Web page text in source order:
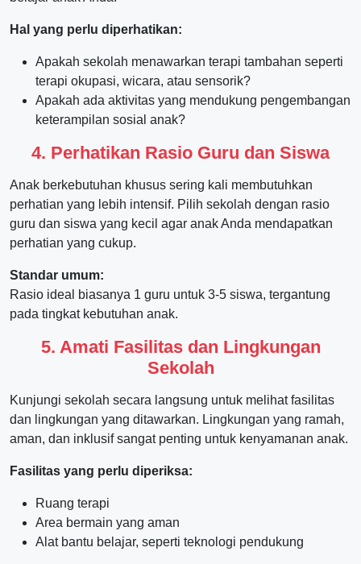
Hal yang perlu diperhatikan:
Apakah sekolah menawarkan terapi tambahan seperti
terapi okupasi, wicara, atau sensorik?
Apakah ada aktivitas yang mendukung pengembangan
keterampilan sosial anak?
4. Perhatikan Rasio Guru dan Siswa
Anak berkebutuhan khusus sering kali membutuhkan
perhatian yang lebih intensif. Pilih sekolah dengan rasio
guru dan siswa yang kecil agar anak Anda mendapatkan
perhatian yang cukup.
Standar umum:
Rasio ideal biasanya 1 guru untuk 3-5 siswa, tergantung
pada tingkat kebutuhan anak.
5. Amati Fasilitas dan Lingkungan
Sekolah
Kunjungi sekolah secara langsung untuk melihat fasilitas
dan lingkungan yang ditawarkan. Lingkungan yang ramah,
aman, dan inklusif sangat penting untuk kenyamanan anak.
Fasilitas yang perlu diperiksa:
Ruang terapi
Area bermain yang aman
Alat bantu belajar, seperti teknologi pendukung